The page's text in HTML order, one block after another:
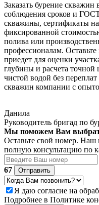
Заказать бурение
соблюдения сроков и
скважины, сертификаты
фиксированной
полива или
профессионалам.
приедет для оценки
глубины и расчета точной
чистой водой без
скважин компании с
Данила
Руководитель бригад по
Мы поможем Вам
Оставьте свой номер.
полную консультацию по
67
Отправить
Я даю согласие на
Подробнее в Политике